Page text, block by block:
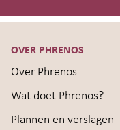
OVER PHRENOS
Over Phrenos
Wat doet Phrenos?
Plannen en verslagen